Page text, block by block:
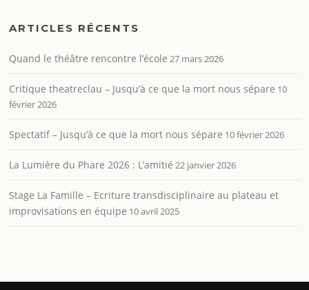
ARTICLES RÉCENTS
Quand le théâtre rencontre l’école 27 mars 2026
Critique theatreclau – Jusqu’à ce que la mort nous sépare 10
février 2026
Spectatif – Jusqu’à ce que la mort nous sépare 10 février 2026
La Lumière du Phare 2026 : L’amitié 22 janvier 2026
Stage La Famille – Ecriture transdisciplinaire au plateau et
improvisations en équipe 10 avril 2025